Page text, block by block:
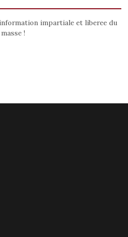
impartiale et liberee du
!